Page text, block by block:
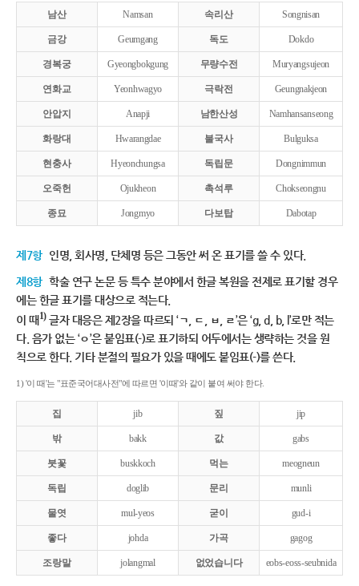
남산 Namsan 속리산 Songnisan
금강 Geumgang 독도 Dokdo
경복궁 Gyeongbokgung 무량수전 Muryangsujeon
연화교 Yeonhwagyo 극락전 Geungnakjeon
안압지 Anapji 남한산성 Namhansanseong
화랑대 Hwarangdae 불국사 Bulguksa
현충사 Hyeonchungsa 독립문 Dongnimmun
오죽헌 Ojukheon 촉석루 Chokseongnu
종묘 Jongmyo 다보탑 Dabotap
제7항 인명, 회사명, 단체명 등은 그동안 써 온 표기를 쓸 수 있다.
제8항 학술 연구 논문 등 특수 분야에서 한글 복원을 전제로 표기할 경우
에는 한글 표기를 대상으로 적는다.
이 때1)글자 대응은 제2장을 따르되 ‘ㄱ, ㄷ, ㅂ, ㄹ’은 ‘g, d, b, l’로만 적는
다. 음가 없는 ‘ㅇ’은 붙임표(-)로 표기하되 어두에서는 생략하는 것을 원
칙으로 한다. 기타 분절의 필요가 있을 때에도 붙임표(-)를 쓴다.
1) '이 때'는 "표준국어대사전"에 따르면 '이때'와 같이 붙여 써야 한다.
집 jib 짚 jip
밖 bakk 값 gabs
붓꽃 buskkoch 먹는 meogneun
독립 doglib 문리 munli
물엿 mul-yeos 굳이 gud-i
좋다 johda 가곡 gagog
조랑말 jolangmal 없었습니다 eobs-eoss-seubnida